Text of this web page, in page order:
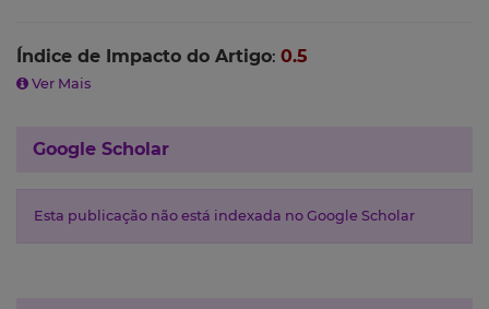
Índice de Impacto do Artigo: 0.5
Ver Mais
Google Scholar
Esta publicação não está indexada no Google Scholar